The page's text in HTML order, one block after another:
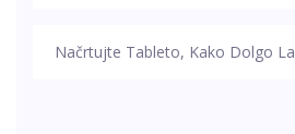
Načrtujte Tableto, Kako Dolgo